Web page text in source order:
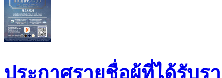
ประกาศรายชื่อผู้ที่ได้รับ